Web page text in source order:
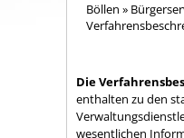
Böllen »
Die
enthalten zu den
wesentlichen